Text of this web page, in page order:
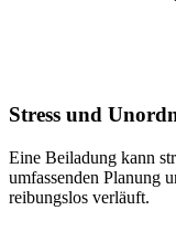
Stress und
Eine Beiladung kann
umfassenden Planung
reibungslos verläuft.